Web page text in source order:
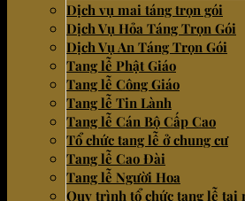
Dịch vụ mai táng trọn gói
Dịch Vụ Hỏa Táng Trọn Gói
Dịch Vụ An Táng Trọn Gói
Tang lễ Phật Giáo
Tang lễ Công Giáo
Tang lễ Tin Lành
Tang lễ Cán Bộ Cấp Cao
Tổ chức tang lễ ở chung cư
Tang lễ Cao Đài
Tang lễ Người Hoa
Quy trình tổ chức tang lễ tại